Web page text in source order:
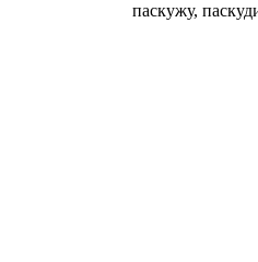
паскужу,